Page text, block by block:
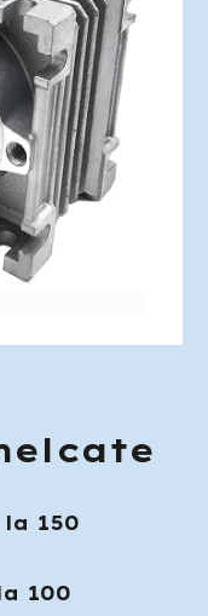
150
100